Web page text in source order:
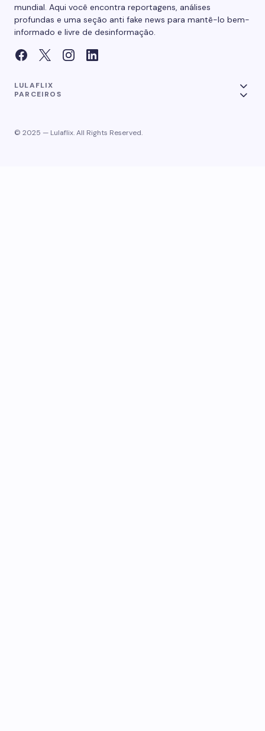
mundial. Aqui você encontra reportagens, análises
profundas e uma seção anti fake news para mantê-lo bem-
informado e livre de desinformação.
LULAFLIX
PARCEIROS
© 2025 — Lulaflix. All Rights Reserved.